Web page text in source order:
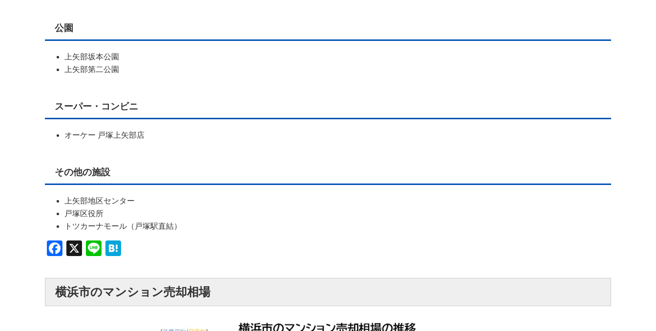
公園
上矢部坂本公園
上矢部第二公園
スーパー・コンビニ
オーケー 戸塚上矢部店
その他の施設
上矢部地区センター
戸塚区役所
トツカーナモール（戸塚駅直結）
Facebook
X Line
横浜市のマンション売却相場